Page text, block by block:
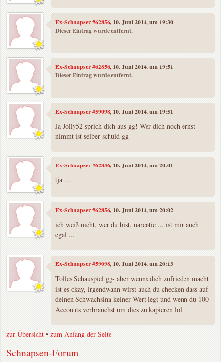
Ex-Schnapser #62856, 10. Juni 2014, um 19:30
Dieser Eintrag wurde entfernt.
Ex-Schnapser #62856, 10. Juni 2014, um 19:51
Dieser Eintrag wurde entfernt.
Ex-Schnapser #59098, 10. Juni 2014, um 19:51
Ja Jolly52 sprich dich aus gg! Wer dich noch ernst
nimmt ist selber schuld gg
Ex-Schnapser #62856, 10. Juni 2014, um 20:01
tja ...
Ex-Schnapser #62856, 10. Juni 2014, um 20:02
ich weiß nicht, wer du bist, narcotic ... ist mir auch
egal ...
Ex-Schnapser #59098, 10. Juni 2014, um 20:13
Tolles Schauspiel gg- aber wenns dich zufrieden macht
ist es okay, irgendwann wirst auch du checken dass auf
deinen Schwachsinn keiner Wert legt und wenn du 100
Accounts verbrauchst um dies zu kapieren lol
zur Übersicht •zum Anfang der Seite
Schnapsen-Forum